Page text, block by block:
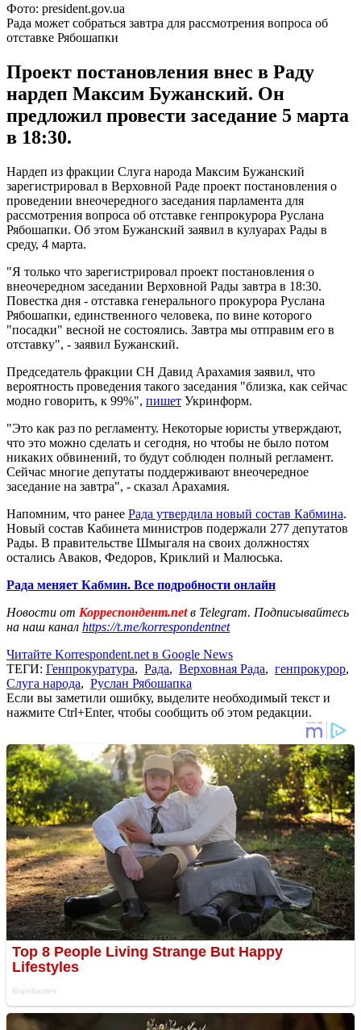
Фото: president.gov.ua
Рада может собраться завтра для рассмотрения вопроса об
отставке Рябошапки
Проект постановления внес в Раду
нардеп Максим Бужанский. Он
предложил провести заседание 5 марта
в 18:30.
Нардеп из фракции Слуга народа Максим Бужанский
зарегистрировал в Верховной Раде проект постановления о
проведении внеочередного заседания парламента для
рассмотрения вопроса об отставке генпрокурора Руслана
Рябошапки. Об этом Бужанский заявил в кулуарах Рады в
среду, 4 марта.
"Я только что зарегистрировал проект постановления о
внеочередном заседании Верховной Рады завтра в 18:30.
Повестка дня - отставка генерального прокурора Руслана
Рябошапки, единственного человека, по вине которого
"посадки" весной не состоялись. Завтра мы отправим его в
отставку", - заявил Бужанский.
Председатель фракции СН Давид Арахамия заявил, что
вероятность проведения такого заседания "близка, как сейчас
модно говорить, к 99%", пишет Укринформ.
"Это как раз по регламенту. Некоторые юристы утверждают,
что это можно сделать и сегодня, но чтобы не было потом
никаких обвинений, то будут соблюден полный регламент.
Сейчас многие депутаты поддерживают внеочередное
заседание на завтра", - сказал Арахамия.
Напомним, что ранее Рада утвердила новый состав Кабмина.
Новый состав Кабинета министров подержали 277 депутатов
Рады. В правительстве Шмыгаля на своих должностях
остались Аваков, Федоров, Криклий и Малюська.
Рада меняет Кабмин. Все подробности онлайн
Новости от Корреспондент.netв Telegram. Подписывайтесь
на наш канал https://t.me/korrespondentnet
Читайте Korrespondent.net в Google News
ТЕГИ: Генпрокуратура, Рада, Верховная Рада, генпрокурор,
Слуга народа, Руслан Рябошапка
Если вы заметили ошибку, выделите необходимый текст и
нажмите Ctrl+Enter, чтобы сообщить об этом редакции.